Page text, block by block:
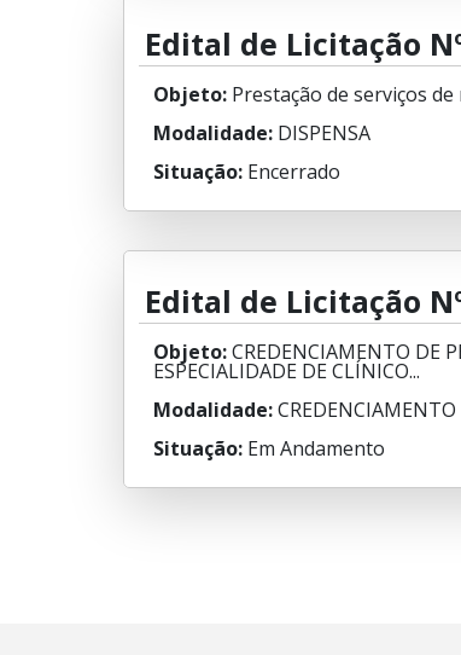
Edital de Licitação
Objeto: Prestação de serviços
Modalidade: DISPENSA
Situação: Encerrado
Edital de Licitação
Objeto:CREDENCIAMENTO DE
ESPECIALIDADE DE CLÍNICO...
Modalidade:CREDENCIAMENTO
Situação: Em Andamento